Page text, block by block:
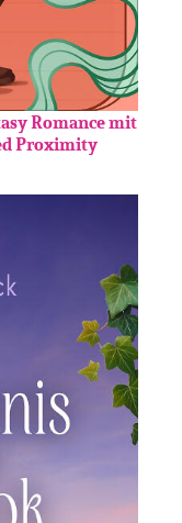
Romance mit
Proximity